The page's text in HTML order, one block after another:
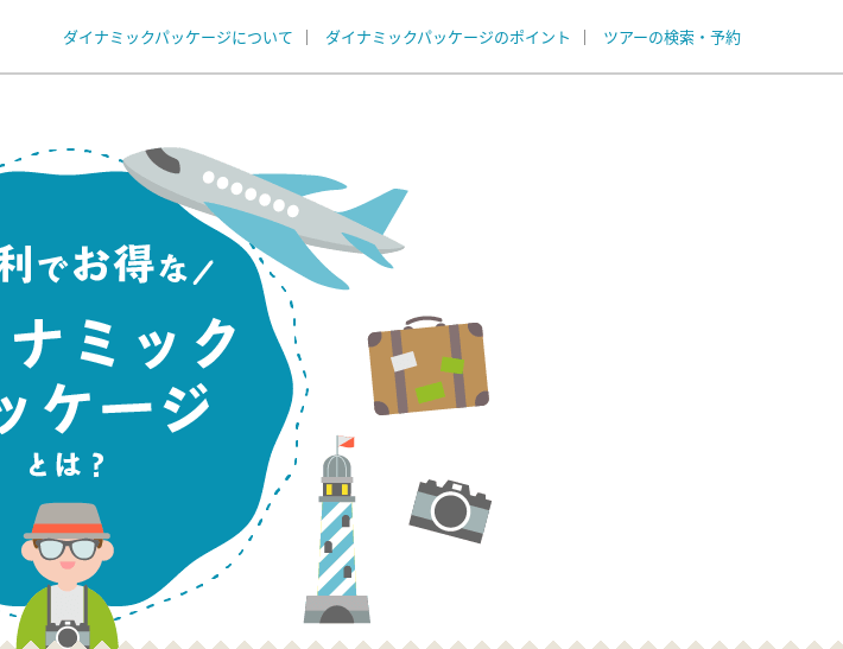
ダイナミックパッケージについて ダイナミックパッケージのポイント ツアーの検索・予約